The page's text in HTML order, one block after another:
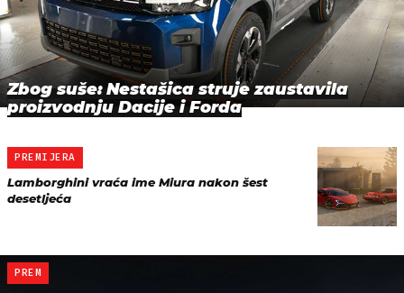
Zbog suše: Nestašica struje zaustavila
proizvodnju Dacije i Forda
PREMIJERA
Lamborghini vraća ime Miura nakon šest
desetljeća
PREM